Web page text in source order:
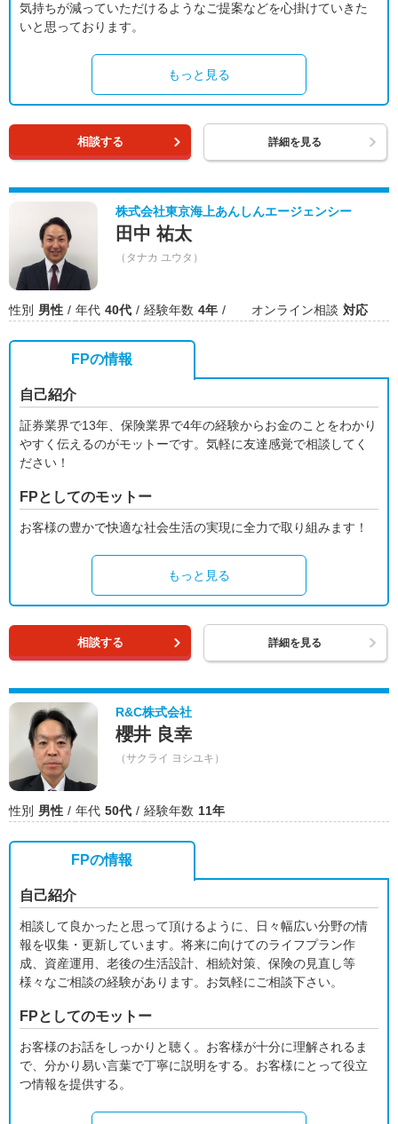
気持ちが減っていただけるようなご提案などを心掛けていきた
いと思っております。
もっと見る
相談する 詳細を見る
株式会社東京海上あんしんエージェンシー
田中 祐太
（タナカ ユウタ）
性別 男性 年代 40代 経験年数 4年 オンライン相談 対応
FPの情報
自己紹介
証券業界で13年、保険業界で4年の経験からお金のことをわかり
やすく伝えるのがモットーです。気軽に友達感覚で相談してく
ださい！
FPとしてのモットー
お客様の豊かで快適な社会生活の実現に全力で取り組みます！
もっと見る
相談する 詳細を見る
R&C株式会社
櫻井 良幸
（サクライ ヨシユキ）
性別 男性 年代 50代 経験年数 11年
FPの情報
自己紹介
相談して良かったと思って頂けるように、日々幅広い分野の情
報を収集・更新しています。将来に向けてのライフプラン作
成、資産運用、老後の生活設計、相続対策、保険の見直し等
様々なご相談の経験があります。お気軽にご相談下さい。
FPとしてのモットー
お客様のお話をしっかりと聴く。お客様が十分に理解されるま
で、分かり易い言葉で丁寧に説明をする。お客様にとって役立
つ情報を提供する。